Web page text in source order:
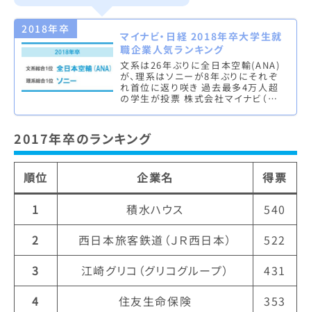
2018年卒
マイナビ・日経 2018年卒大学生就
職企業人気ランキング
文系は26年ぶりに全日本空輸(ANA)
が、理系はソニーが8年ぶりにそれぞ
れ首位に返り咲き 過去最多4万人超
の学生が投票 株式会社マイナビ（本
2017年卒のランキング
順位 企業名
得票
1
積水ハウス
540
2
西日本旅客鉄道（ＪＲ西日本）
522
3
江崎グリコ（グリコグループ）
431
4
住友生命保険
353